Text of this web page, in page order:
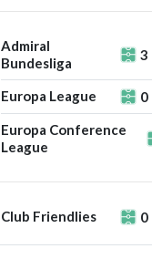
Admiral
Bundesliga
3
Europa League 0
Europa Conference
League
Club Friendlies 0